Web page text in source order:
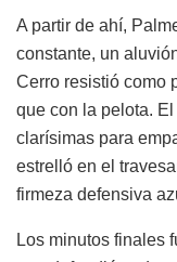
A partir de ahí,
constante, un
Cerro resistió como
que con la pelota.
clarísimas para
estrelló en el
firmeza defensiva
Los minutos finales